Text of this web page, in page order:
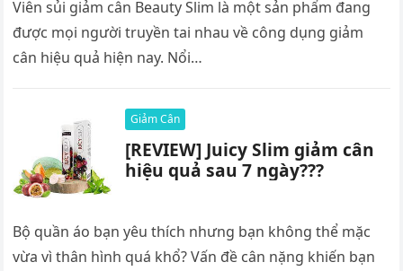
Viên sủi giảm cân Beauty Slim là một sản phẩm đang
được mọi người truyền tai nhau về công dụng giảm
cân hiệu quả hiện nay. Nổi…
Giảm Cân
[REVIEW] Juicy Slim giảm cân
hiệu quả sau 7 ngày???
Bộ quần áo bạn yêu thích nhưng bạn không thể mặc
vừa vì thân hình quá khổ? Vấn đề cân nặng khiến bạn